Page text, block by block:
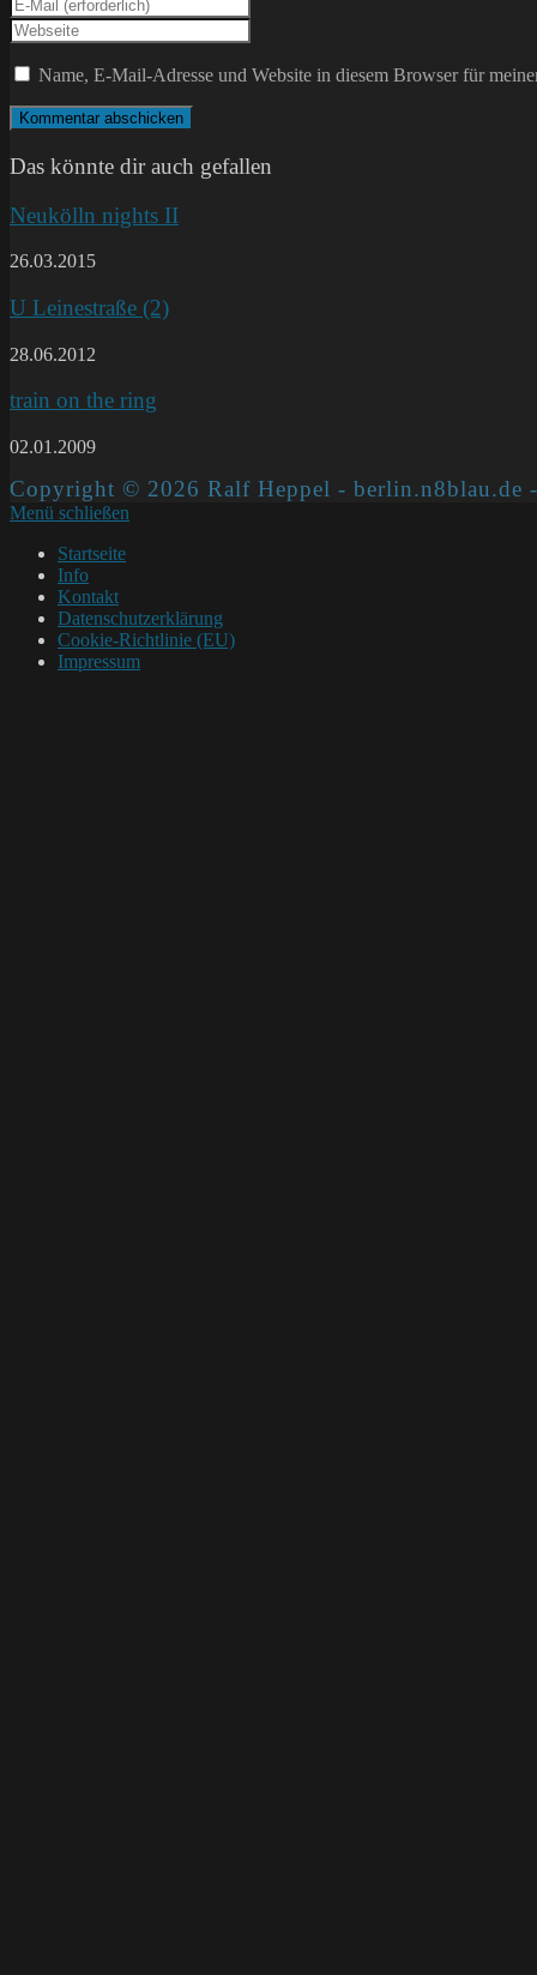
Namen
oder
Benutzernamen
zum
Kommentieren
ein
deine
E-
Mail-
Adresse
zum
Kommentieren
Gib
deine
Website-
ein
(optional)
Name, E-Mail-Adresse und Website in diesem Browser für
Das könnte dir auch gefallen
Neukölln nights II
26.03.2015
U Leinestraße (2)
28.06.2012
train on the ring
02.01.2009
Copyright © 2026 Ralf Heppel - berlin.n8blau.de
Menü schließen
Startseite
Info
Kontakt
Datenschutzerklärung
Cookie-Richtlinie (EU)
Impressum